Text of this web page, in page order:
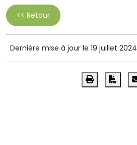
<< Retour
Dernière mise à jour le 19 juillet 2024